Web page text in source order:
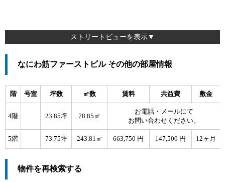
ストリートビューを表示▼
なにわ筋ファーストビル その他の部屋情報
階 号室 坪数 ㎡数 賃料 共益費 敷金
4階 23.85坪 78.85㎡
お電話・メールにて
お問い合わせください。
5階 73.75坪 243.81㎡ 663,750 円 147,500 円 12ヶ月
物件を再検索する